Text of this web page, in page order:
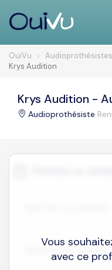
OuiVu Audioprothésistes
Krys Audition
Krys Audition -
Audioprothésiste
Vous
avec ce